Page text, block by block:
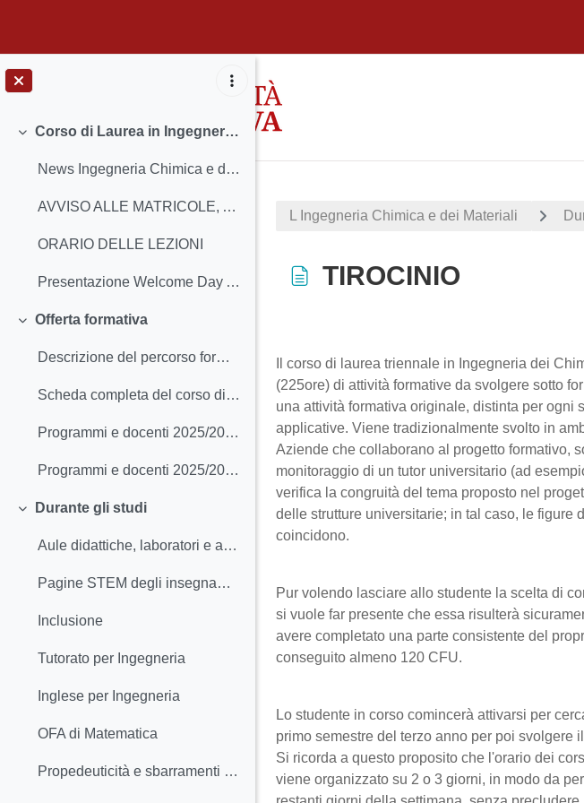
Minimizza
Corso di Laurea in Ingegneria Chimica e dei Materiali
News Ingegneria Chimica e dei Materiali
AVVISO ALLE MATRICOLE, AGLI STUDENTI E ALLE STUDENTESSE SULL'INIZIO DELLE LEZIONI
ORARIO DELLE LEZIONI
Presentazione Welcome Day AA 2025/2026
Minimizza
Offerta formativa
Descrizione del percorso formativo previsto per gli immatricolati nell'A.A. 2025/2026
Scheda completa del corso di studio (incluso Regolamento didattico) 2025/2026
Programmi e docenti 2025/2026 1° anno
Programmi e docenti 2025/2026 2°- 3° anno
Minimizza
Durante gli studi
Aule didattiche, laboratori e aule studio
Pagine STEM degli insegnamenti A.A.2025/26
Inclusione
Tutorato per Ingegneria
Inglese per Ingegneria
OFA di Matematica
Propedeuticità e sbarramenti a partire dalla coorte 2023/24 (applicazione estesa anche alla coorte 2022/23)
L Ingegneria Chimica e dei Materiali
TIROCINIO
Il corso di laurea triennale in Ingegneria dei
(225ore) di attività formative da svolgere sotto
una attività formativa originale, distinta per ogni
applicative. Viene tradizionalmente svolto in
Aziende che collaborano al progetto formativo,
monitoraggio di un tutor universitario (ad
verifica la congruità del tema proposto nel
delle strutture universitarie; in tal caso, le figure
coincidono.
Pur volendo lasciare allo studente la scelta di
si vuole far presente che essa risulterà
avere completato una parte consistente del
conseguito almeno 120 CFU.
Lo studente in corso comincerà attivarsi per
primo semestre del terzo anno per poi svolgere
Si ricorda a questo proposito che l'orario dei
viene organizzato su 2 o 3 giorni, in modo da